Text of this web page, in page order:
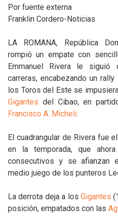
Por fuente externa
Franklin Cordero-Noticias
LA ROMANA, República
rompió un empate con
Emmanuel Rivera le siguió
carreras, encabezando un
los Toros del Este se
Gigantes del Cibao, en
Francisco A. Micheli.
El cuadrangular de Rivera fue
en la temporada, que
consecutivos y se afianzan
medio juego de los punteros
La derrota deja a los Gigantes
posición, empatados con las